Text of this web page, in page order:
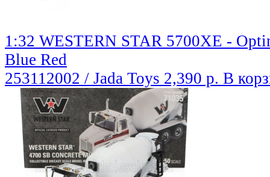
1:32 WESTERN STAR 5700XE -
Blue Red
253112002 / Jada Toys 2,390 р. В